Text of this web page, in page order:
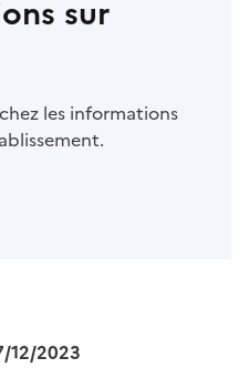
sur
les informations
12/2023